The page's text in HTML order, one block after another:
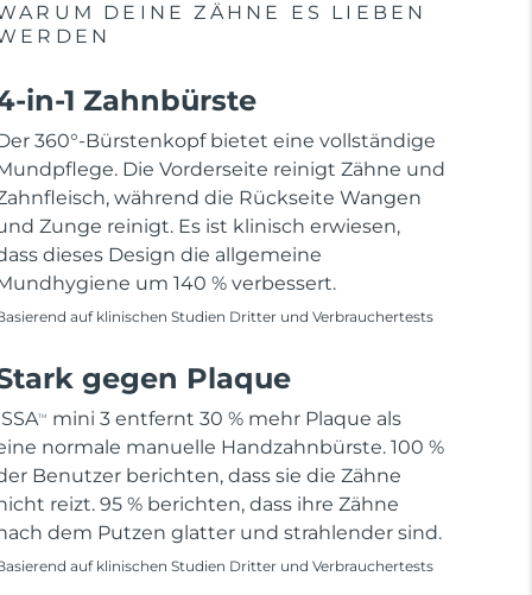
DEINE ZÄHNE ES LIEBEN
in-1 Zahnbürste
360°-Bürstenkopf bietet eine vollständige
Die Vorderseite reinigt Zähne und
während die Rückseite Wangen
Zunge reinigt. Es ist klinisch erwiesen,
dieses Design die allgemeine
um 140 % verbessert.
auf klinischen Studien Dritter und Verbrauchertests
gegen Plaque
TM
mini 3 entfernt 30 % mehr Plaque als
normale manuelle Handzahnbürste. 100 %
Benutzer berichten, dass sie die Zähne
reizt. 95 % berichten, dass ihre Zähne
dem Putzen glatter und strahlender sind.
auf klinischen Studien Dritter und Verbrauchertests